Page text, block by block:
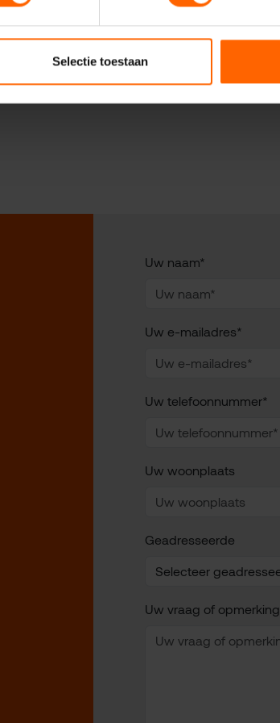
Selectie toestaan
Uw naam*
Uw e-mailadres*
Uw telefoonnummer*
Uw woonplaats
Geadresseerde
Uw vraag of opmerking